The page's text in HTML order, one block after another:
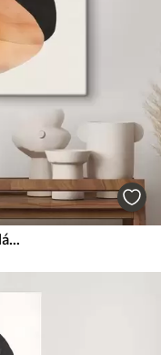
Absztrakt formák bézs-barack színvilágban, sötét díszítésekkel, minimalista stílusban